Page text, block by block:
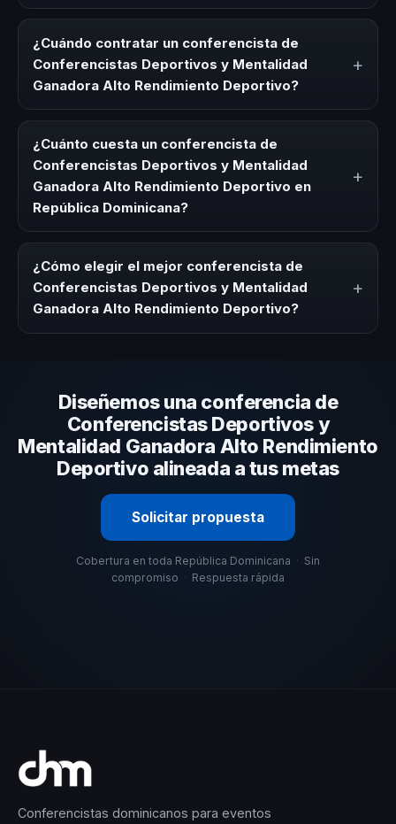
Mentalidad Ganadora Alto Rendimiento Deportivo es un
experto que comparte conocimiento, estrategias y
experiencias sobre este tema en eventos corporativos,
convenciones y seminarios. Su objetivo es generar
reflexión, inspiración y herramientas aplicables para la
¿Cuándo contratar un conferencista de
Conferencistas Deportivos y Mentalidad
Ganadora Alto Rendimiento Deportivo?
+
Deportivos y Mentalidad Ganadora Alto Rendimiento
Deportivo para kick-offs, convenciones anuales,
programas de desarrollo, eventos de integración o
cuando tu organización necesita impulsar un cambio
cultural relacionado con esta temática.
¿Cuánto cuesta un conferencista de
Conferencistas Deportivos y Mentalidad
Ganadora Alto Rendimiento Deportivo en
República Dominicana?
+
modalidad (presencial o virtual) y la duración del evento.
En CHM República Dominicana ofrecemos asesoría
estratégica sin costo y una propuesta en menos de 24
horas adaptada a tu presupuesto.
¿Cómo elegir el mejor conferencista de
Conferencistas Deportivos y Mentalidad
Ganadora Alto Rendimiento Deportivo?
+
organizacional. En CHM República Dominicana te
ayudamos con una selección estratégica basada en
estos criterios.
Diseñemos una conferencia de
Conferencistas Deportivos y
Mentalidad Ganadora Alto Rendimiento
Deportivo alineada a tus metas
Solicitar propuesta
Cobertura en toda República Dominicana · Sin
compromiso · Respuesta rápida
Conferencistas dominicanos para eventos